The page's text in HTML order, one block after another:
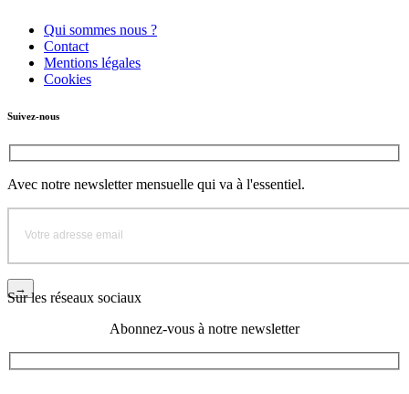
Qui sommes nous ?
Contact
Mentions légales
Cookies
Suivez-nous
Avec notre newsletter mensuelle qui va à l'essentiel.
Sur les réseaux sociaux
Abonnez-vous à notre newsletter